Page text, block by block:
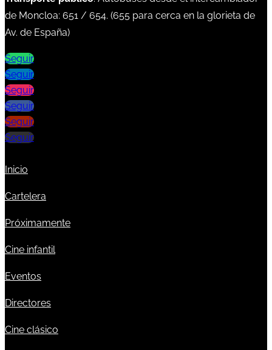
de Moncloa: 651 / 654. (655 para cerca en la glorieta de
Av. de España)
Seguir
Seguir
Seguir
Seguir
Seguir
Seguir
Inicio
Cartelera
Próximamente
Cine infantil
Eventos
Directores
Cine clásico